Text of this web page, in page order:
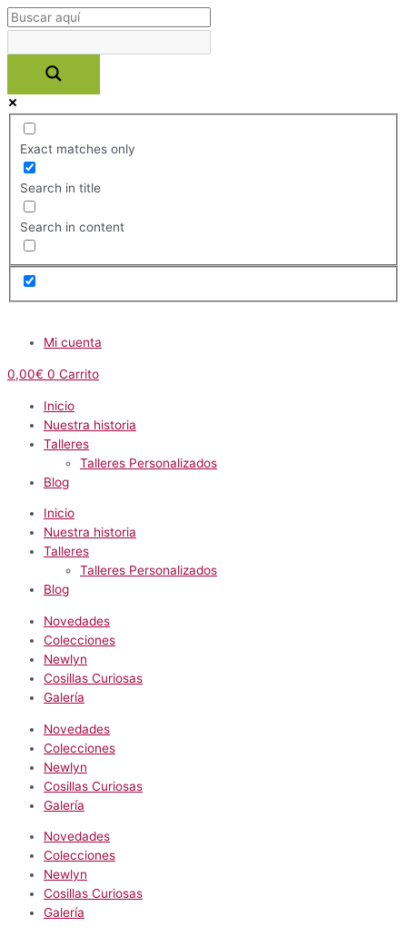
Ir
al
contenido
Exact matches only
Search in title
Search in content
Menú Mi cuenta
0,00€ 0 Carrito
Inicio
Nuestra historia
Talleres
Talleres Personalizados
Blog
Inicio
Nuestra historia
Talleres
Talleres Personalizados
Blog
Novedades
Colecciones
Newlyn
Cosillas Curiosas
Galería
Novedades
Colecciones
Newlyn
Cosillas Curiosas
Galería
Novedades
Colecciones
Newlyn
Cosillas Curiosas
Galería